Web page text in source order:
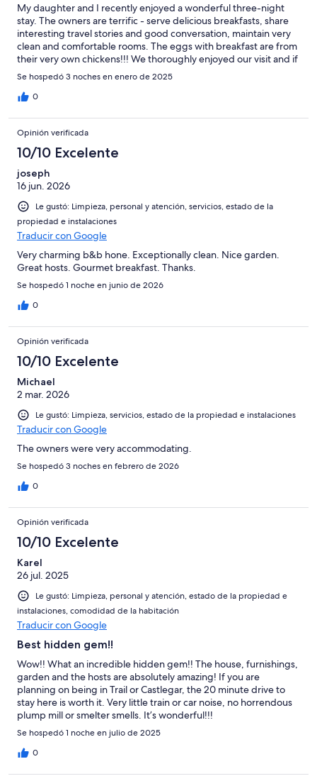
My daughter and I recently enjoyed a wonderful three-night
stay. The owners are terrific - serve delicious breakfasts, share
interesting travel stories and good conversation, maintain very
clean and comfortable rooms. The eggs with breakfast are from
their very own chickens!!! We thoroughly enjoyed our visit and if
I’m ever fortunate enough to be in Genelle again, I’m staying
with Gordon and Todd!!
Se hospedó 3 noches en enero de 2025
0
Opinión verificada
10/10 Excelente
joseph
16 jun. 2026
Le gustó: Limpieza, personal y atención, servicios, estado de la
propiedad e instalaciones
Traducir con Google
Very charming b&b hone. Exceptionally clean. Nice garden.
Great hosts. Gourmet breakfast. Thanks.
Se hospedó 1 noche en junio de 2026
0
Opinión verificada
10/10 Excelente
Michael
2 mar. 2026
Le gustó: Limpieza, servicios, estado de la propiedad e instalaciones
Traducir con Google
The owners were very accommodating.
Se hospedó 3 noches en febrero de 2026
0
Opinión verificada
10/10 Excelente
Karel
26 jul. 2025
Le gustó: Limpieza, personal y atención, estado de la propiedad e
instalaciones, comodidad de la habitación
Traducir con Google
Best hidden gem!!
Wow!! What an incredible hidden gem!! The house, furnishings,
garden and the hosts are absolutely amazing! If you are
planning on being in Trail or Castlegar, the 20 minute drive to
stay here is worth it. Very little train or car noise, no horrendous
plump mill or smelter smells. It’s wonderful!!!
Se hospedó 1 noche en julio de 2025
0